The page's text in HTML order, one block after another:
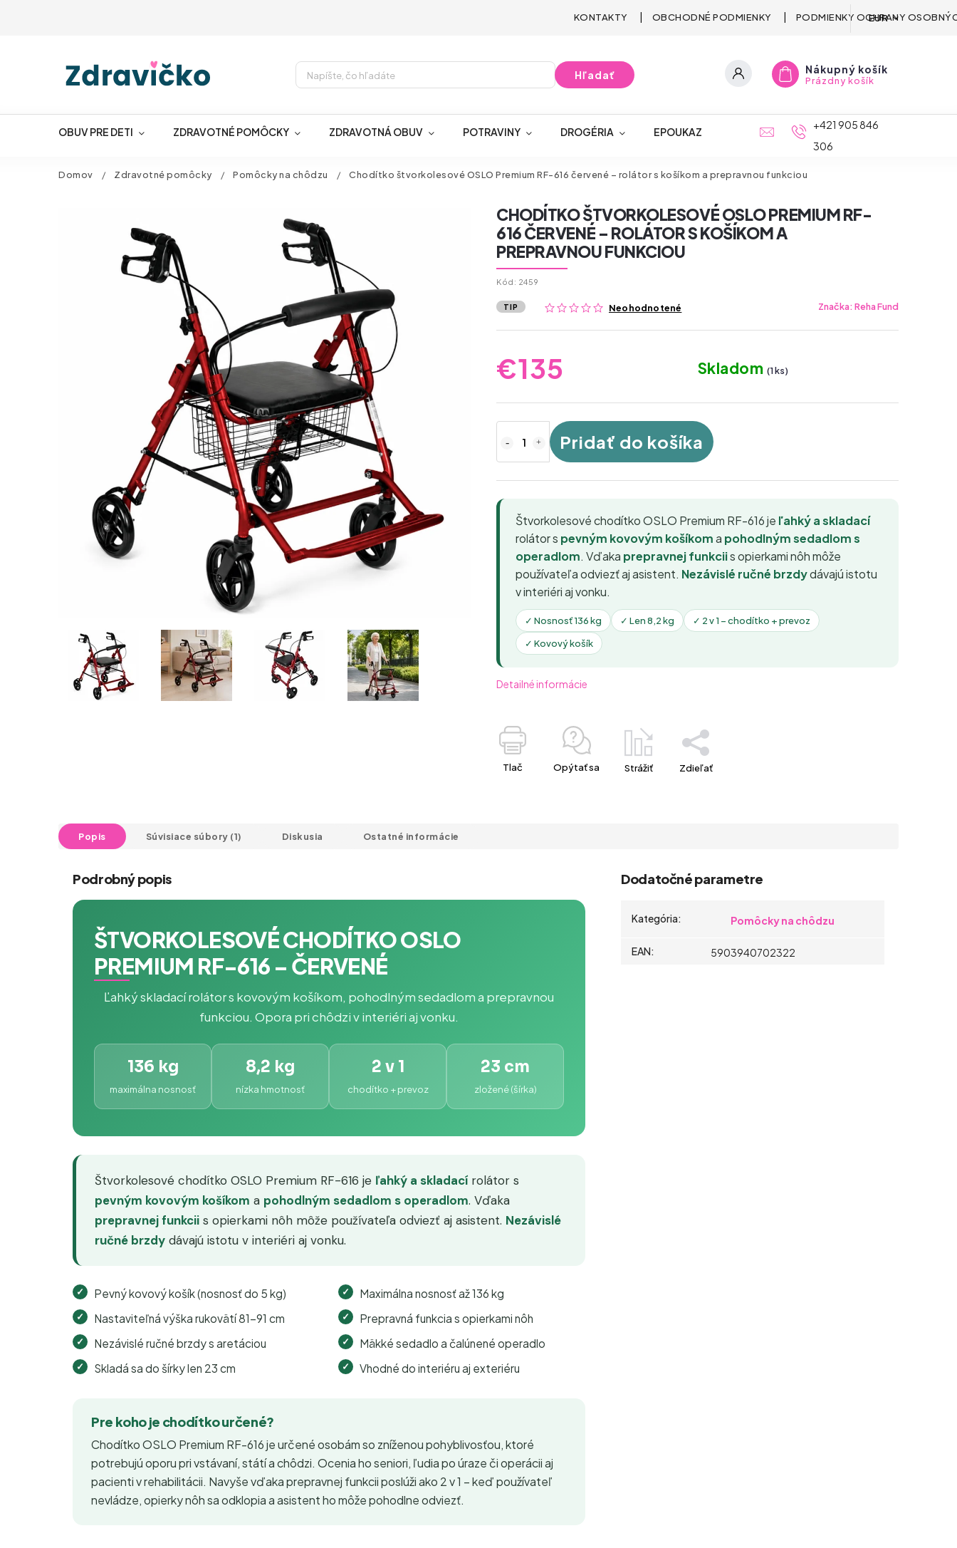
KONTAKTY OBCHODNÉ PODMIENKY PODMIENKY OCHRANY
EUR
Hľadať Nákupný košík
Prázdny košík
OBUV PRE DETI ZDRAVOTNÉ POMÔCKY ZDRAVOTNÁ OBUV POTRAVINY DROGÉRIA EPOUKAZ
+421 905 846
306
Domov / Zdravotné pomôcky / Pomôcky na chôdzu / Chodítko štvorkolesové OSLO Premium RF-616 červené – rolátor s košíkom a prepravnou funkciou
CHODÍTKO ŠTVORKOLESOVÉ OSLO PREMIUM RF-
616 ČERVENÉ – ROLÁTOR S KOŠÍKOM A
PREPRAVNOU FUNKCIOU
Kód: 2459
TIP Neohodnotené Značka:Reha Fund
€135 Skladom (1 ks)
Pridať do košíka
Štvorkolesové chodítko OSLO Premium RF-616 je ľahký a skladací
rolátor s pevným kovovým košíkoma pohodlným sedadlom s
operadlom. Vďaka prepravnej funkciis opierkami nôh môže
používateľa odviezť aj asistent. Nezávislé ručné brzdydávajú istotu
v interiéri aj vonku.
✓ Nosnosť 136 kg ✓ Len 8,2 kg
✓ 2 v 1 – chodítko + prevoz
✓ Kovový košík
Detailné informácie
Tlač Opýtať sa Strážiť Zdieľať
Popis Súvisiace súbory (1) Diskusia Ostatné informácie
Podrobný popis
ŠTVORKOLESOVÉ CHODÍTKO OSLO
PREMIUM RF-616 – ČERVENÉ
Ľahký skladací rolátor s kovovým košíkom, pohodlným sedadlom a prepravnou
funkciou. Opora pri chôdzi v interiéri aj vonku.
136 kg
maximálna nosnosť
8,2 kg
nízka hmotnosť
2 v 1
chodítko + prevoz
23 cm
zložené (šírka)
Štvorkolesové chodítko OSLO Premium RF-616 je ľahký a skladací rolátor s
pevným kovovým košíkom a pohodlným sedadlom s operadlom. Vďaka
prepravnej funkcii s opierkami nôh môže používateľa odviezť aj asistent. Nezávislé
ručné brzdy dávajú istotu v interiéri aj vonku.
Pevný kovový košík (nosnosť do 5 kg)
Maximálna nosnosť až 136 kg
Nastaviteľná výška rukovätí 81–91 cm
Prepravná funkcia s opierkami nôh
Nezávislé ručné brzdy s aretáciou
Mäkké sedadlo a čalúnené operadlo
Skladá sa do šírky len 23 cm
Vhodné do interiéru aj exteriéru
Pre koho je chodítko určené?
Chodítko OSLO Premium RF-616 je určené osobám so zníženou pohyblivosťou, ktoré
potrebujú oporu pri vstávaní, státí a chôdzi. Ocenia ho seniori, ľudia po úraze či operácii aj
pacienti v rehabilitácii. Navyše vďaka prepravnej funkcii poslúži ako 2 v 1 – keď používateľ
nevládze, opierky nôh sa odklopia a asistent ho môže pohodlne odviezť.
Dodatočné parametre
Kategória: Pomôcky na chôdzu
EAN: 5903940702322